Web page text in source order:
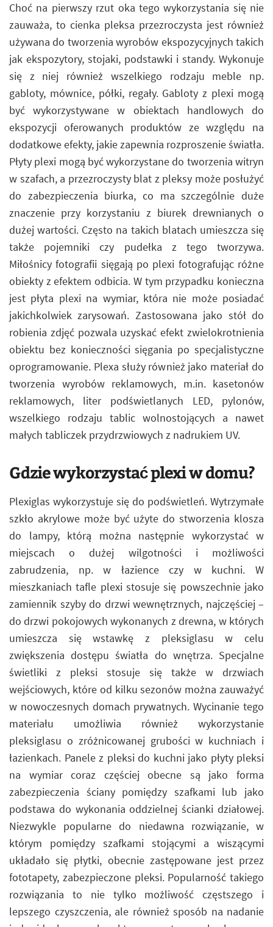
Choć na pierwszy rzut oka tego wykorzystania się nie
zauważa, to cienka pleksa przezroczysta jest również
używana do tworzenia wyrobów ekspozycyjnych takich
jak ekspozytory, stojaki, podstawki i standy. Wykonuje
się z niej również wszelkiego rodzaju meble np.
gabloty, mównice, półki, regały. Gabloty z plexi mogą
być wykorzystywane w obiektach handlowych do
ekspozycji oferowanych produktów ze względu na
dodatkowe efekty, jakie zapewnia rozproszenie światła.
Płyty plexi mogą być wykorzystane do tworzenia witryn
w szafach, a przezroczysty blat z pleksy może posłużyć
do zabezpieczenia biurka, co ma szczególnie duże
znaczenie przy korzystaniu z biurek drewnianych o
dużej wartości. Często na takich blatach umieszcza się
także pojemniki czy pudełka z tego tworzywa.
Miłośnicy fotografii sięgają po plexi fotografując różne
obiekty z efektem odbicia. W tym przypadku konieczna
jest płyta plexi na wymiar, która nie może posiadać
jakichkolwiek zarysowań. Zastosowana jako stół do
robienia zdjęć pozwala uzyskać efekt zwielokrotnienia
obiektu bez konieczności sięgania po specjalistyczne
oprogramowanie. Plexa służy również jako materiał do
tworzenia wyrobów reklamowych, m.in. kasetonów
reklamowych, liter podświetlanych LED, pylonów,
wszelkiego rodzaju tablic wolnostojących a nawet
małych tabliczek przydrzwiowych z nadrukiem UV.
Gdzie wykorzystać plexi w domu?
Plexiglas wykorzystuje się do podświetleń. Wytrzymałe
szkło akrylowe może być użyte do stworzenia klosza
do lampy, którą można następnie wykorzystać w
miejscach o dużej wilgotności i możliwości
zabrudzenia, np. w łazience czy w kuchni. W
mieszkaniach tafle plexi stosuje się powszechnie jako
zamiennik szyby do drzwi wewnętrznych, najczęściej –
do drzwi pokojowych wykonanych z drewna, w których
umieszcza się wstawkę z pleksiglasu w celu
zwiększenia dostępu światła do wnętrza. Specjalne
świetliki z pleksi stosuje się także w drzwiach
wejściowych, które od kilku sezonów można zauważyć
w nowoczesnych domach prywatnych. Wycinanie tego
materiału umożliwia również wykorzystanie
pleksiglasu o zróżnicowanej grubości w kuchniach i
łazienkach. Panele z pleksi do kuchni jako płyty pleksi
na wymiar coraz częściej obecne są jako forma
zabezpieczenia ściany pomiędzy szafkami lub jako
podstawa do wykonania oddzielnej ścianki działowej.
Niezwykle popularne do niedawna rozwiązanie, w
którym pomiędzy szafkami stojącymi a wiszącymi
układało się płytki, obecnie zastępowane jest przez
fototapety, zabezpieczone pleksi. Popularność takiego
rozwiązania to nie tylko możliwość częstszego i
lepszego czyszczenia, ale również sposób na nadanie